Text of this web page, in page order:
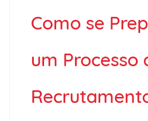
Como se
um Processo